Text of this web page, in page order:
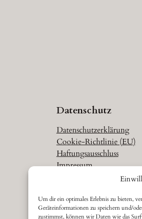
Um dir ein optimales Erlebnis zu bieten,
Geräteinformationen zu speichern und/
zustimmst, können wir Daten wie das
Datenschutz
Datenschutzerklärung
Cookie-Richtlinie (EU)
Haftungsausschluss
Impressum